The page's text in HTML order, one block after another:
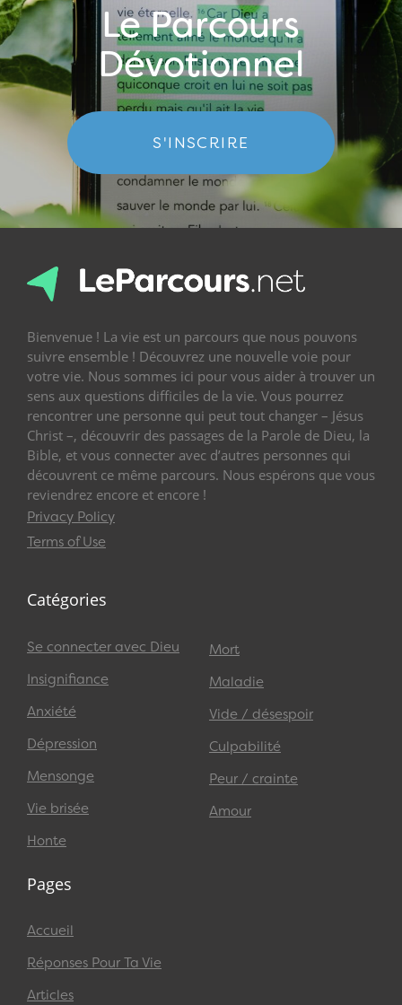
Le Parcours
Dévotionnel
S'INSCRIRE
Bienvenue ! La vie est un parcours que nous pouvons
suivre ensemble ! Découvrez une nouvelle voie pour
votre vie. Nous sommes ici pour vous aider à trouver un
sens aux questions difficiles de la vie. Vous pourrez
rencontrer une personne qui peut tout changer – Jésus
Christ –, découvrir des passages de la Parole de Dieu, la
Bible, et vous connecter avec d’autres personnes qui
découvrent ce même parcours. Nous espérons que vous
reviendrez encore et encore !
Privacy Policy
Terms of Use
Catégories
Se connecter avec Dieu
Insignifiance
Anxiété
Dépression
Mensonge
Vie brisée
Honte
Mort
Maladie
Vide / désespoir
Culpabilité
Peur / crainte
Amour
Pages
Accueil
Réponses Pour Ta Vie
Articles